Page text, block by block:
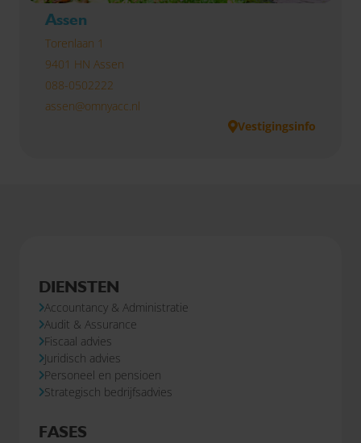
Assen
Torenlaan 1
9401 HN Assen
088-0502222
assen@omnyacc.nl
Vestigingsinfo
DIENSTEN
Accountancy & Administratie
Audit & Assurance
Fiscaal advies
Juridisch advies
Personeel en pensioen
Strategisch bedrijfsadvies
FASES